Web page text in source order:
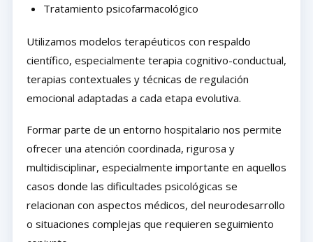
Tratamiento psicofarmacológico
Utilizamos modelos terapéuticos con respaldo
científico, especialmente terapia cognitivo-conductual,
terapias contextuales y técnicas de regulación
emocional adaptadas a cada etapa evolutiva.
Formar parte de un entorno hospitalario nos permite
ofrecer una atención coordinada, rigurosa y
multidisciplinar, especialmente importante en aquellos
casos donde las dificultades psicológicas se
relacionan con aspectos médicos, del neurodesarrollo
o situaciones complejas que requieren seguimiento